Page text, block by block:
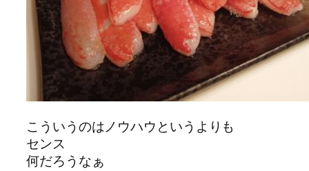
こういうのはノウハウというよりも
センス
何だろうなぁ